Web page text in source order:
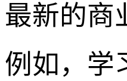
最新的商
例如，学